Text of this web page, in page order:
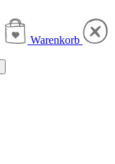
Warenkorb